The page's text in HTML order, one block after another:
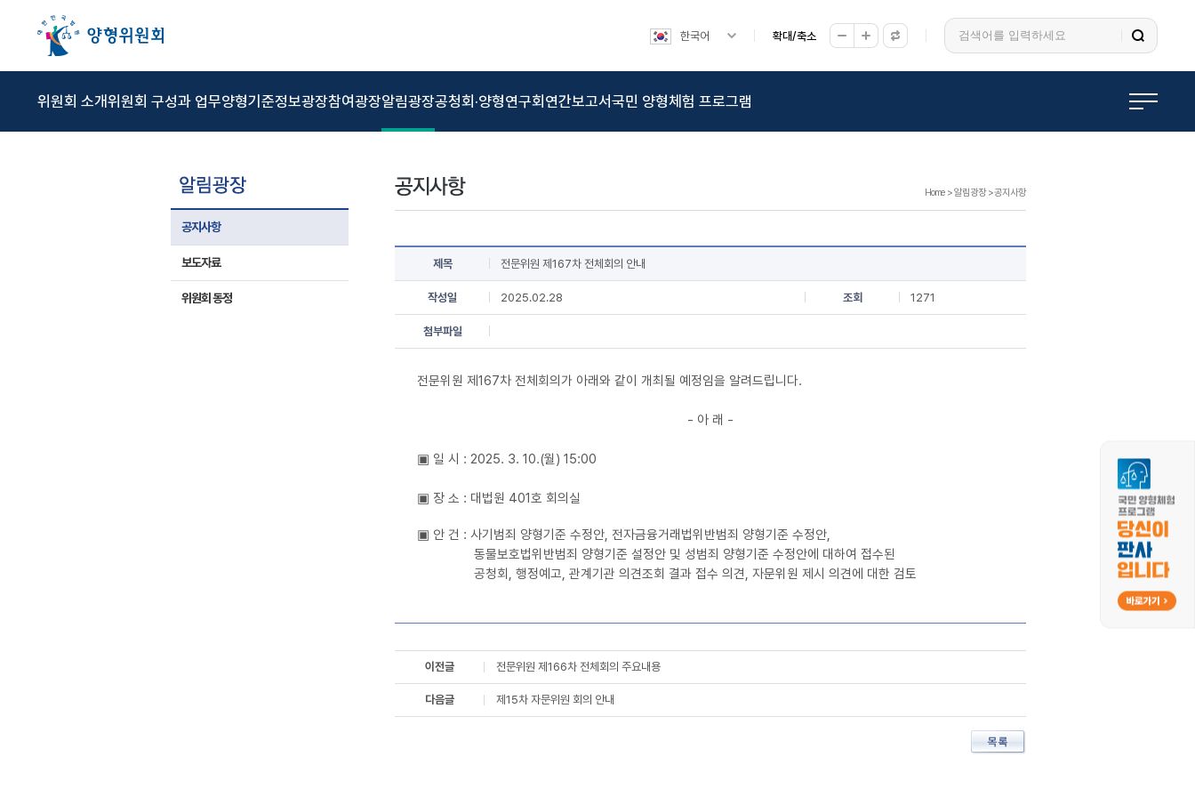
한국어 확대/축소
위원회 소개위원회 구성과 업무양형기준정보광장참여광장알림광장공청회·양형연구회연간보고서국민 양형체험 프로그램
공지사항
보도자료
위원회 동정
Home >알림광장>공지사항
제목 전문위원 제167차 전체회의 안내
작성일 2025.02.28 조회 1271
첨부파일
전문위원 제167차 전체회의가 아래와 같이 개최될 예정임을 알려드립니다.
- 아 래 -
▣ 일 시 : 2025. 3. 10.(월) 15:00
▣ 장 소 : 대법원 401호 회의실
▣ 안 건 : 사기범죄 양형기준 수정안, 전자금융거래법위반범죄 양형기준 수정안,
동물보호법위반범죄 양형기준 설정안 및 성범죄 양형기준 수정안에 대하여 접수된
공청회, 행정예고, 관계기관 의견조회 결과 접수 의견, 자문위원 제시 의견에 대한 검토
이전글 전문위원 제166차 전체회의 주요내용
다음글 제15차 자문위원 회의 안내